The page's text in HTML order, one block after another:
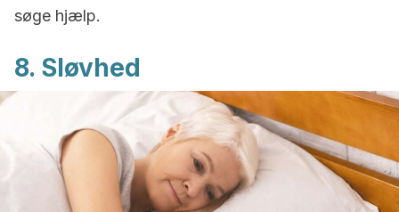
søge hjælp.
8. Sløvhed